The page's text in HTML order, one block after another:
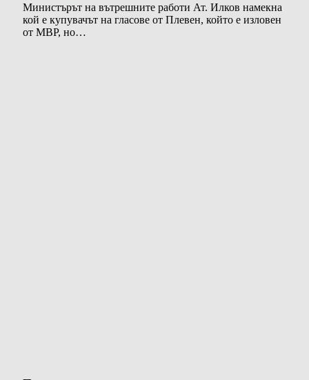
Министърът на вътрешните работи Ат. Илков намекна
кой е купувачът на гласове от Плевен, който е изловен
от МВР, но…